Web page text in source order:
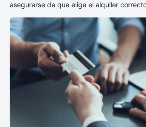
asegurarse de que elige el alquiler